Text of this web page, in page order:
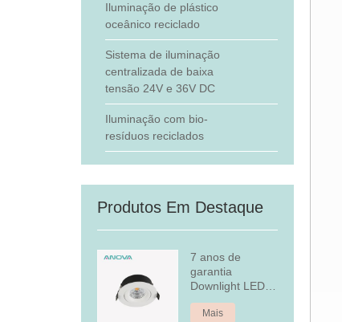
Iluminação de plástico
oceânico reciclado
Sistema de iluminação
centralizada de baixa
tensão 24V e 36V DC
Iluminação com bio-
resíduos reciclados
Produtos Em Destaque
7 anos de
garantia
Downlight LED
embutido
regulável
Mais